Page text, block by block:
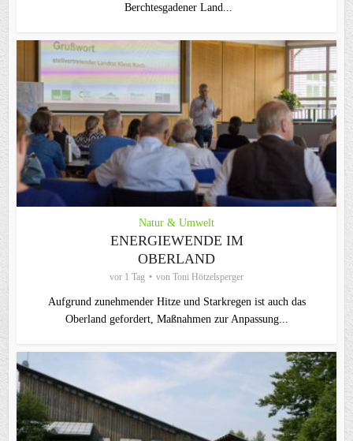
Berchtesgadener Land...
Natur & Umwelt
ENERGIEWENDE IM
OBERLAND
vor 1 Tag von Toni Hötzelsperger
Aufgrund zunehmender Hitze und Starkregen ist auch das
Oberland gefordert, Maßnahmen zur Anpassung...